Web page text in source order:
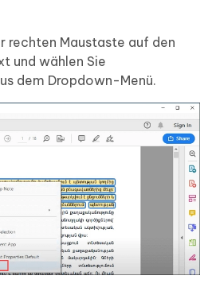
rechten Maustaste auf den
und wählen Sie
dem Dropdown-Menü.